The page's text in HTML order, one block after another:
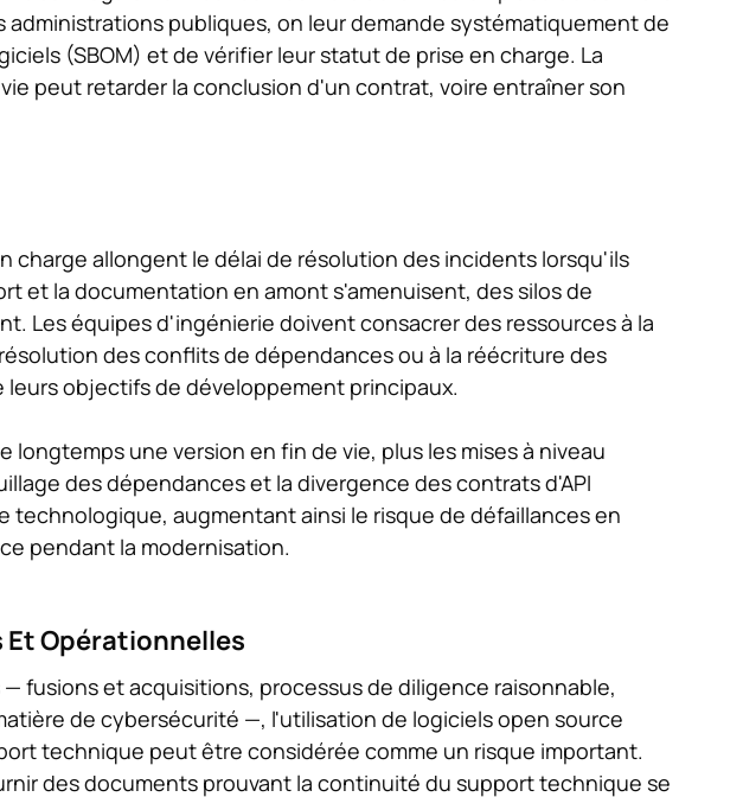
administrations publiques, on leur demande systématiquement de
(SBOM) et de vérifier leur statut de prise en charge. La
peut retarder la conclusion d'un contrat, voire entraîner son
charge allongent le délai de résolution des incidents lorsqu'ils
et la documentation en amont s'amenuisent, des silos de
Les équipes d'ingénierie doivent consacrer des ressources à la
des conflits de dépendances ou à la réécriture des
objectifs de développement principaux.
longtemps une version en fin de vie, plus les mises à niveau
des dépendances et la divergence des contrats d'API
technologique, augmentant ainsi le risque de défaillances en
pendant la modernisation.
Opérationnelles
fusions et acquisitions, processus de diligence raisonnable,
de cybersécurité —, l'utilisation de logiciels open source
technique peut être considérée comme un risque important.
des documents prouvant la continuité du support technique se